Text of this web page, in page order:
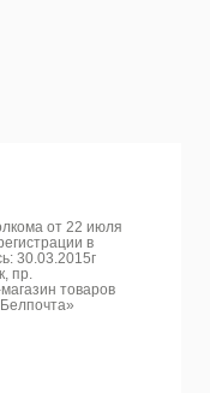
от 22 июля
в
30.03.2015г
пр.
товаров